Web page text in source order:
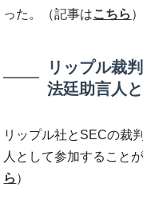
った。（記事はこちら ）
リップル裁
法廷助言人
リップル社とSECの裁
人として参加すること
ら ）